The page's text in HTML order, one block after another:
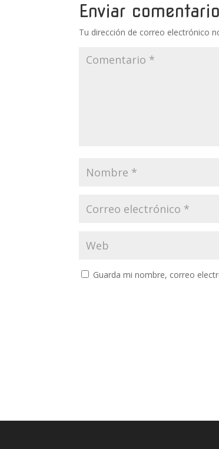
Enviar comentario
Tu dirección de correo electrónico
Guarda mi nombre, correo